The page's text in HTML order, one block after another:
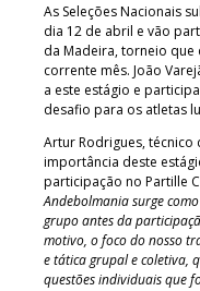
As Seleções Nacionais
dia 12 de abril e vão
da Madeira, torneio que
corrente mês. João
a este estágio e
desafio para os atletas
Artur Rodrigues, técnico
importância deste
participação no Partille
Andebolmania surge
grupo antes da
motivo, o foco do nosso
e tática grupal e coletiva,
questões individuais que